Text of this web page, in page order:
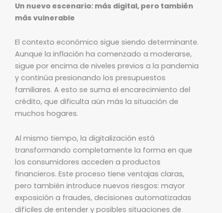
Un nuevo escenario: más digital, pero también
más vulnerable
El contexto económico sigue siendo determinante.
Aunque la inflación ha comenzado a moderarse,
sigue por encima de niveles previos a la pandemia
y continúa presionando los presupuestos
familiares. A esto se suma el encarecimiento del
crédito, que dificulta aún más la situación de
muchos hogares.
Al mismo tiempo, la digitalización está
transformando completamente la forma en que
los consumidores acceden a productos
financieros. Este proceso tiene ventajas claras,
pero también introduce nuevos riesgos: mayor
exposición a fraudes, decisiones automatizadas
difíciles de entender y posibles situaciones de